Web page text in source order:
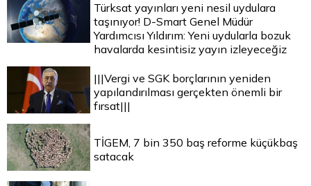
Türksat yayınları yeni nesil uydulara
taşınıyor! D-Smart Genel Müdür
Yardımcısı Yıldırım: Yeni uydularla bozuk
havalarda kesintisiz yayın izleyeceğiz
|||Vergi ve SGK borçlarının yeniden
yapılandırılması gerçekten önemli bir
fırsat|||
TİGEM, 7 bin 350 baş reforme küçükbaş
satacak